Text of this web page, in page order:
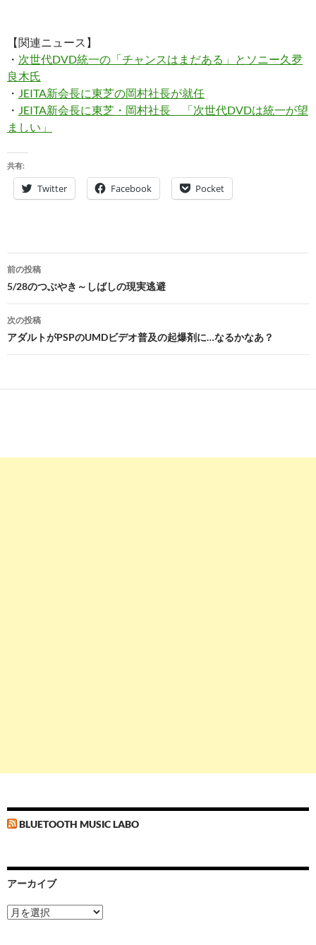
【関連ニュース】
・ 次世代DVD統一の「チャンスはまだある」とソニー久夛
良木氏
・ JEITA新会長に東芝の岡村社長が就任
・ JEITA新会長に東芝・岡村社長 「次世代DVDは統一が望
ましい」
共有:
Twitter Facebook Pocket
投
稿
ナ
ビ
ゲ
ー
ン
前の投稿
5/28のつぶやき～しばしの現実逃避
次の投稿
アダルトがPSPのUMDビデオ普及の起爆剤に…なるかなあ？
BLUETOOTH MUSIC LABO
アーカイブ
ア
ー